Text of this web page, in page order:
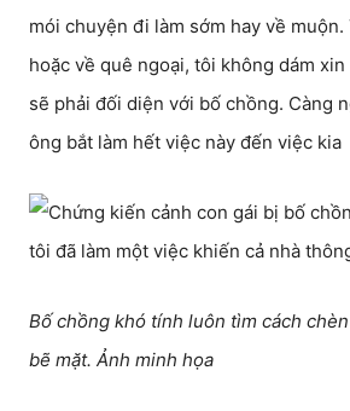
mói chuyện đi làm sớm hay về
hoặc về quê ngoại, tôi không dám
sẽ phải đối diện với bố chồng. Càng
ông bắt làm hết việc này đến việc kia
Bố chồng khó tính luôn tìm cách
bẽ mặt. Ảnh minh họa